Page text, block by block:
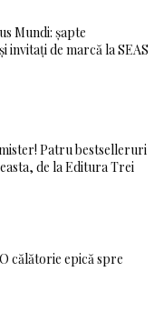
Mundi: șapte
invitați de marcă la SEAS
Patru bestselleruri
de la Editura Trei
călătorie epică spre